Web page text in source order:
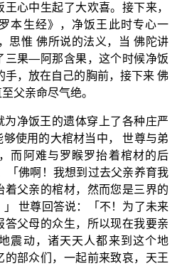
心中生起了大欢喜。接下来，
本生经》，净饭王此时专心一
思惟 佛所说的法义，当 佛陀讲
三果—阿那含果，这个时候净饭
手，放在自己的胸前，接下来 佛
父亲命尽气绝。
为净饭王的遗体穿上了各种庄严
使用的大棺材当中， 世尊与弟
而阿难与罗睺罗抬着棺材的后
「佛啊！我想到过去父亲养育我
着父亲的棺材，然而您是三界的
世尊回答说：「不！为了未来
答父母的众生，所以现在我要亲
震动，诸天天人都来到这个地
的部众们，一起前来致哀，天王